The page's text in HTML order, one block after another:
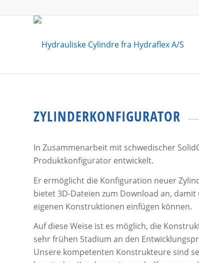
ZYLINDERKONFIGURATOR
In Zusammenarbeit mit schwedischer
Produktkonfigurator entwickelt.
Er ermöglicht die Konfiguration neuer
bietet 3D-Dateien zum Download an,
eigenen Konstruktionen einfügen können.
Auf diese Weise ist es möglich, die
sehr frühen Stadium an den
Unsere kompetenten Konstrukteure sind